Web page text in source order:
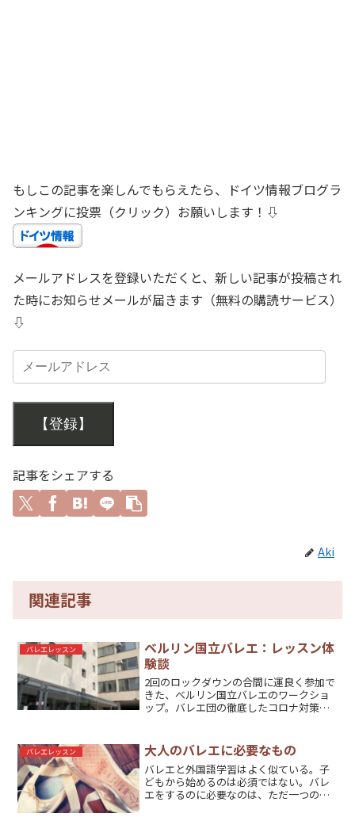
もしこの記事を楽しんでもらえたら、ドイツ情報ブログラ
ンキングに投票（クリック）お願いします！⇩
メールアドレスを登録いただくと、新しい記事が投稿され
た時にお知らせメールが届きます（無料の購読サービス）
⇩
【登録】
記事をシェアする
Aki
関連記事
バレエレッスン
ベルリン国立バレエ：レッスン体
験談
2回のロックダウンの合間に運良く参加で
きた、ベルリン国立バレエのワークショ
ップ。バレエ団の徹底したコロナ対策
バレエレッスン 大人のバレエに必要なもの
バレエと外国語学習はよく似ている。子
どもから始めるのは必須ではない。バレ
エをするのに必要なのは、ただ一つのこ